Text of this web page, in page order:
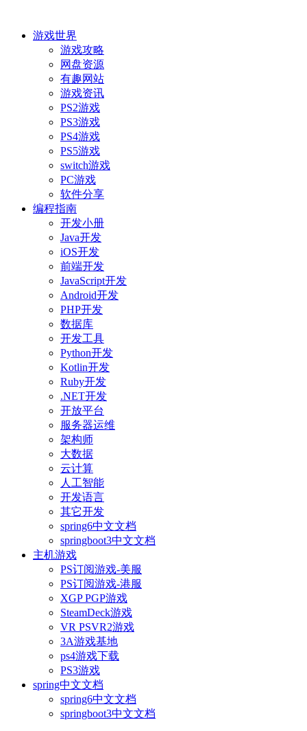
游戏世界
游戏攻略
网盘资源
有趣网站
游戏资讯
PS2游戏
PS3游戏
PS4游戏
PS5游戏
switch游戏
PC游戏
软件分享
编程指南
开发小册
Java开发
iOS开发
前端开发
JavaScript开发
Android开发
PHP开发
数据库
开发工具
Python开发
Kotlin开发
Ruby开发
.NET开发
开放平台
服务器运维
架构师
大数据
云计算
人工智能
开发语言
其它开发
spring6中文文档
springboot3中文文档
主机游戏
PS订阅游戏-美服
PS订阅游戏-港服
XGP PGP游戏
SteamDeck游戏
VR PSVR2游戏
3A游戏基地
ps4游戏下载
PS3游戏
spring中文文档
spring6中文文档
springboot3中文文档